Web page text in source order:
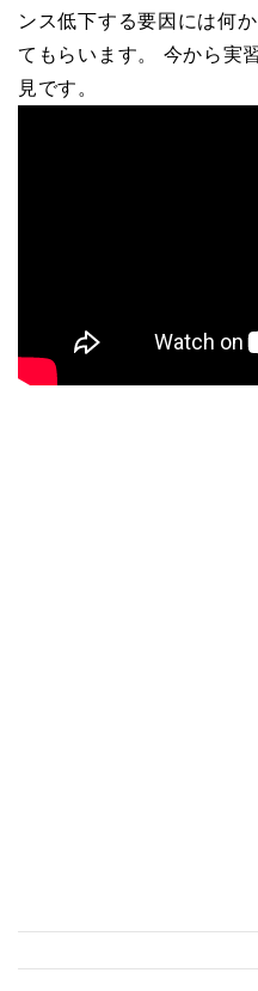
ンス低下する要因には何
てもらいます。 今から実
見です。